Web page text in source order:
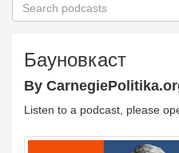
Бауновкаст
By
Listen to a podcast, please